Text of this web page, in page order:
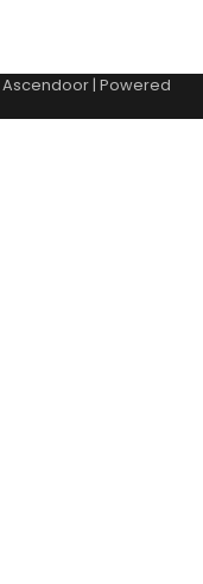
Ascendoor | Powered